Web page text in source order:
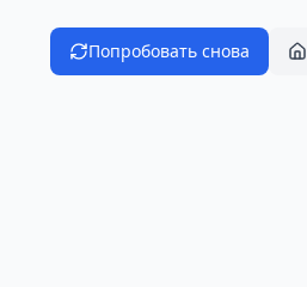
Попробовать снова